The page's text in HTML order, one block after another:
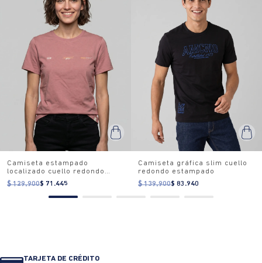
Camiseta estampado
localizado cuello redondo
para mujer
$ 129.900$ 71.445
Camiseta gráfica slim cuello
redondo estampado
$ 139.900$ 83.940
TARJETA DE CRÉDITO